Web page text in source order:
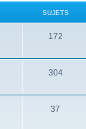
SUJETS
172
304
37